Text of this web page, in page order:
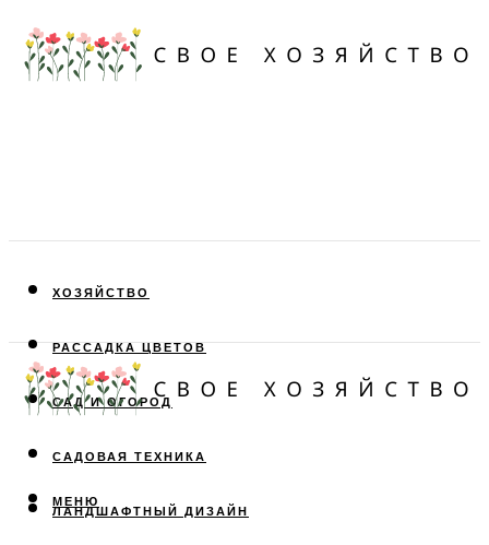
ХОЗЯЙСТВО
РАССАДКА ЦВЕТОВ
САД И ОГОРОД
САДОВАЯ ТЕХНИКА
ЛАНДШАФТНЫЙ ДИЗАЙН
МЕНЮ